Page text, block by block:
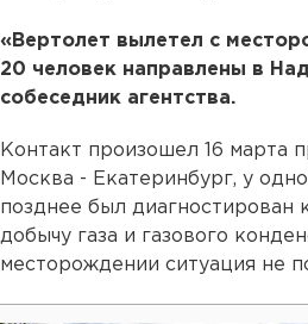
«Вертолет вылетел с
20 человек направлены в
собеседник агентства.
Контакт произошел 16 марта
Москва - Екатеринбург, у
позднее был диагностирован
добычу газа и газового
месторождении ситуация не